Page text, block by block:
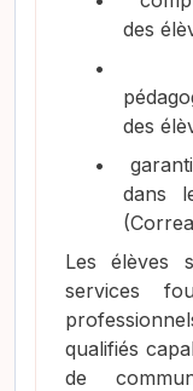
des
•
des
•
dans
Les élèves
services
qualifiés
de